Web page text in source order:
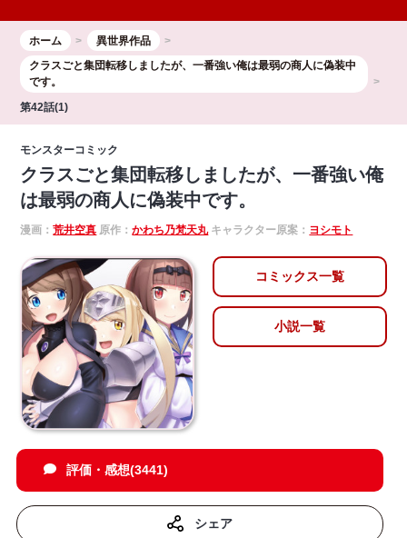
ホーム
異世界作品
クラスごと集団転移しましたが、一番強い俺は最弱の商人に偽装中
です。
第42話(1)
モンスターコミック
クラスごと集団転移しましたが、一番強い俺
は最弱の商人に偽装中です。
漫画：荒井空真 原作：かわち乃梵天丸キャラクター原案： ヨシモト
コミックス一覧
小説一覧
評価・感想(3441)
シェア